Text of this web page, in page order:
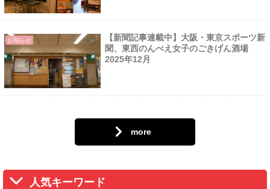
お知らせ
【新聞記事連載中】大阪・東京スポーツ新
聞、東西のんべえ女子のごきげん酒場
2025年12月
more
人気キーワード